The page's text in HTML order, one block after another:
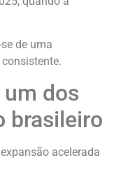
de uma
dos
brasileiro
acelerada